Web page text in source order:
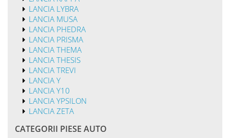
LANCIA LYBRA
LANCIA MUSA
LANCIA PHEDRA
LANCIA PRISMA
LANCIA THEMA
LANCIA THESIS
LANCIA TREVI
LANCIA Y
LANCIA Y10
LANCIA YPSILON
LANCIA ZETA
CATEGORII PIESE AUTO